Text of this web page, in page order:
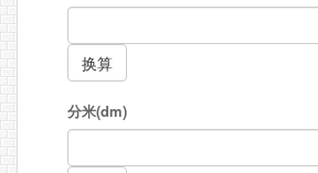
分米(dm)